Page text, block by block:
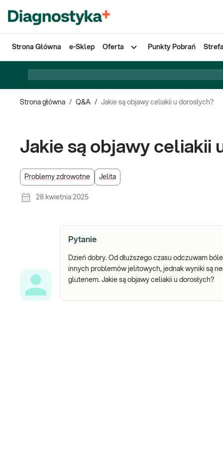
Strona Główna e-Sklep Oferta Punkty Pobrań
Strona główna / Q&A / Jakie są objawy celiakii u dorosłych?
Jakie są objawy celiakii
Problemy zdrowotne Jelita
28 kwietnia 2025
Pytanie
Dzień dobry. Od dłuższego czasu odczuwam
innych problemów jelitowych, jednak wyniki są
glutenem. Jakie są objawy celiakii u dorosłych?